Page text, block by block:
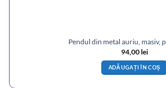
Pendul din metal auriu, masiv,
94,00lei
ADĂUGAȚI ÎN COȘ